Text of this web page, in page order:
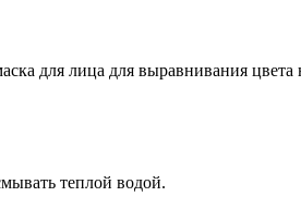
для лица для выравнивания
теплой водой.